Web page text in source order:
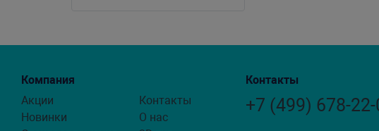
Компания
Акции
Новинки
Контакты
О нас
Контакты
+7 (499) 678-